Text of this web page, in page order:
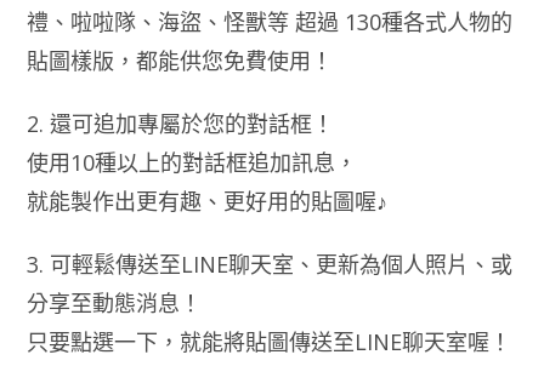
禮、啦啦隊、海盜、怪獸等 超過 130種各式人物的
貼圖樣版，都能供您免費使用！
2. 還可追加專屬於您的對話框！
使用10種以上的對話框追加訊息，
就能製作出更有趣、更好用的貼圖喔♪
3. 可輕鬆傳送至LINE聊天室、更新為個人照片、或
分享至動態消息！
只要點選一下，就能將貼圖傳送至LINE聊天室喔！